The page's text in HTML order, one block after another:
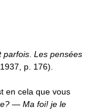
parfois Les pensées
, 1937, p. 176).
en cela que vous
— Ma foi! je le